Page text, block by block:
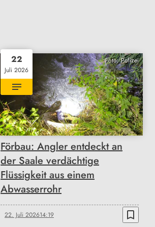
Foto: Polizei
22
Juli 2026
Förbau: Angler entdeckt an
der Saale verdächtige
Flüssigkeit aus einem
Abwasserrohr
22. Juli 202614:19 bookmark_border